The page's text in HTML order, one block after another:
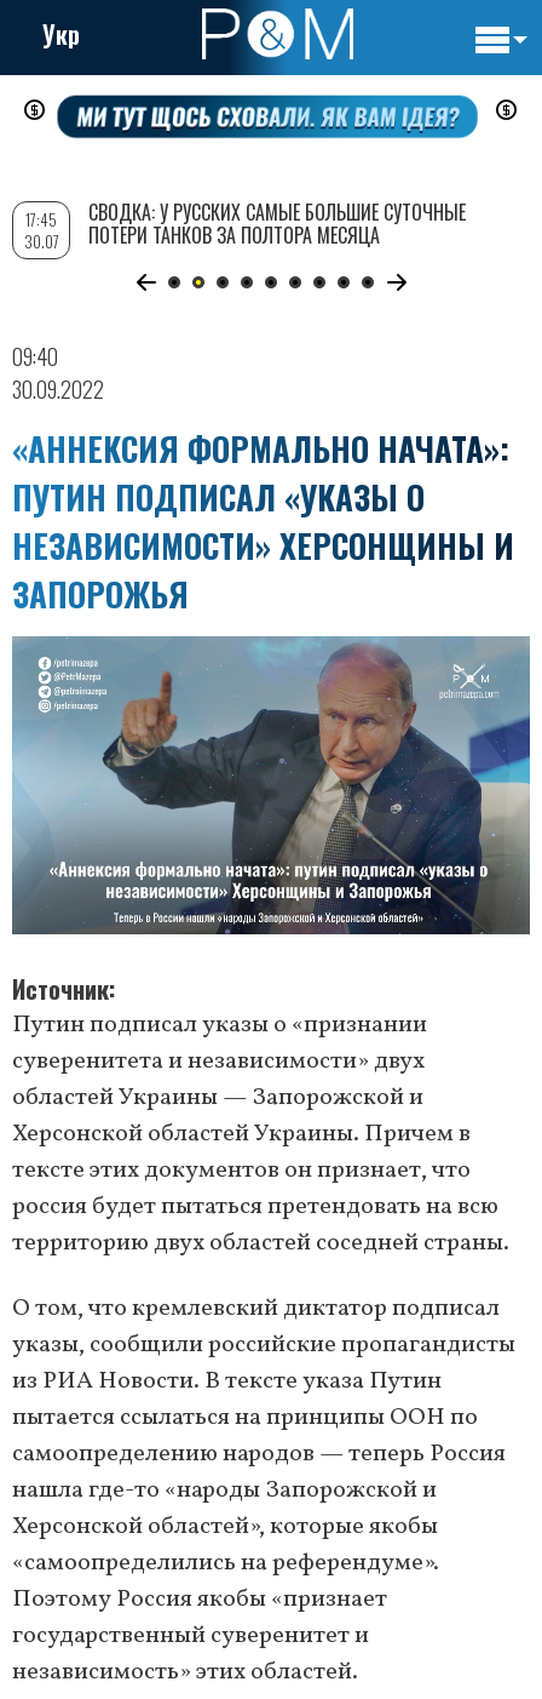
Перейти
содержанию
Укр
09:40
30.09.2022
«АННЕКСИЯ ФОРМАЛЬНО НАЧАТА»:
ПУТИН ПОДПИСАЛ «УКАЗЫ О
НЕЗАВИСИМОСТИ» ХЕРСОНЩИНЫ И
ЗАПОРОЖЬЯ
Источник
Путин подписал указы о «признании
суверенитета и независимости» двух
областей Украины — Запорожской и
Херсонской областей Украины. Причем в
тексте этих документов он признает, что
россия будет пытаться претендовать на всю
территорию двух областей соседней страны.
О том, что кремлевский диктатор подписал
указы, сообщили российские пропагандисты
из РИА Новости. В тексте указа Путин
пытается ссылаться на принципы ООН по
самоопределению народов — теперь Россия
нашла где-то «народы Запорожской и
Херсонской областей», которые якобы
«самоопределились на референдуме».
Поэтому Россия якобы «признает
государственный суверенитет и
независимость» этих областей.
17:45
30.07
СВОДКА: У РУССКИХ САМЫЕ БОЛЬШИЕ СУТОЧНЫЕ
ПОТЕРИ ТАНКОВ ЗА ПОЛТОРА МЕСЯЦА